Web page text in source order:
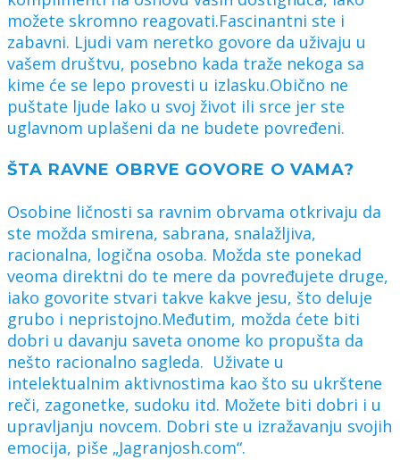
možete skromno reagovati.Fascinantni ste i
zabavni. Ljudi vam neretko govore da uživaju u
vašem društvu, posebno kada traže nekoga sa
kime će se lepo provesti u izlasku.Obično ne
puštate ljude lako u svoj život ili srce jer ste
uglavnom uplašeni da ne budete povređeni.
ŠTA RAVNE OBRVE GOVORE O VAMA?
Osobine ličnosti sa ravnim obrvama otkrivaju da
ste možda smirena, sabrana, snalažljiva,
racionalna, logična osoba. Možda ste ponekad
veoma direktni do te mere da povređujete druge,
iako govorite stvari takve kakve jesu, što deluje
grubo i nepristojno.Međutim, možda ćete biti
dobri u davanju saveta onome ko propušta da
nešto racionalno sagleda. Uživate u
intelektualnim aktivnostima kao što su ukrštene
reči, zagonetke, sudoku itd. Možete biti dobri i u
upravljanju novcem. Dobri ste u izražavanju svojih
emocija, piše „Jagranjosh.com“.